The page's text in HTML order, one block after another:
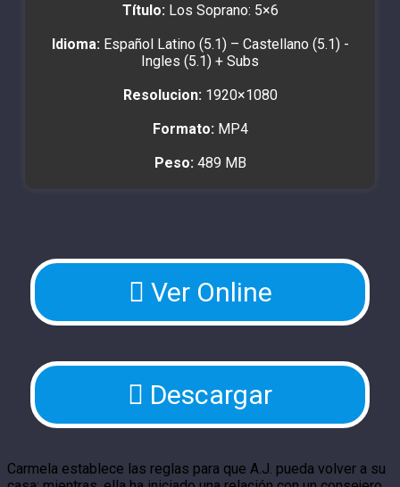
Título: Los Soprano: 5×6
Idioma: Español Latino (5.1) – Castellano (5.1) -
Ingles (5.1) + Subs
Resolucion: 1920×1080
Formato: MP4
Peso: 489 MB
Ver Online
Descargar
Carmela establece las reglas para que A.J. pueda volver a su